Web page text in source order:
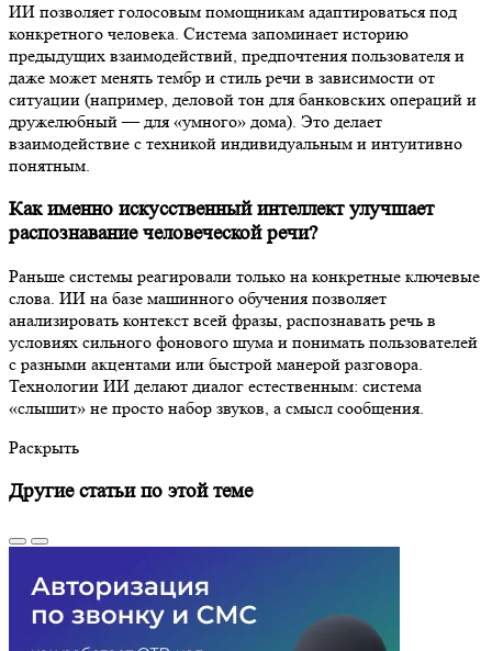
ИИ позволяет голосовым помощникам адаптироваться под
конкретного человека. Система запоминает историю
предыдущих взаимодействий, предпочтения пользователя и
даже может менять тембр и стиль речи в зависимости от
ситуации (например, деловой тон для банковских операций и
дружелюбный — для «умного» дома). Это делает
взаимодействие с техникой индивидуальным и интуитивно
понятным.
Как именно искусственный интеллект улучшает
распознавание человеческой речи?
Раньше системы реагировали только на конкретные ключевые
слова. ИИ на базе машинного обучения позволяет
анализировать контекст всей фразы, распознавать речь в
условиях сильного фонового шума и понимать пользователей
с разными акцентами или быстрой манерой разговора.
Технологии ИИ делают диалог естественным: система
«слышит» не просто набор звуков, а смысл сообщения.
Раскрыть
Другие статьи по этой теме